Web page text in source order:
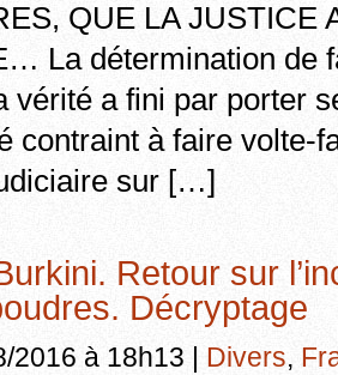
QUE LA JUSTICE
La détermination de
vérité a fini par porter
contraint à faire volte-
sur […]
Retour sur
Décryptage
2016 à 18h13 | Divers,